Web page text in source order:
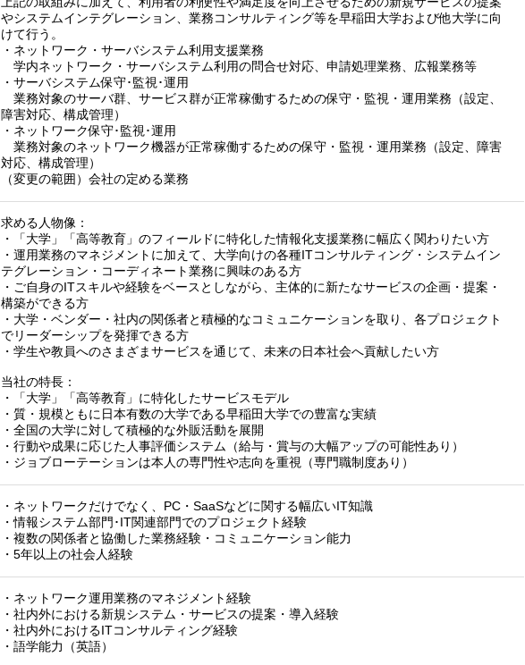
やシステムインテグレーション、業務コンサルティング等を早稲田大学および他大学に向
けて行う。
・ネットワーク・サーバシステム利用支援業務
学内ネットワーク・サーバシステム利用の問合せ対応、申請処理業務、広報業務等
・サーバシステム保守･監視･運用
業務対象のサーバ群、サービス群が正常稼働するための保守・監視・運用業務（設定、
障害対応、構成管理）
・ネットワーク保守･監視･運用
業務対象のネットワーク機器が正常稼働するための保守・監視・運用業務（設定、障害
対応、構成管理）
（変更の範囲）会社の定める業務
求める人物像：
・「大学」「高等教育」のフィールドに特化した情報化支援業務に幅広く関わりたい方
・運用業務のマネジメントに加えて、大学向けの各種ITコンサルティング・システムイン
テグレーション・コーディネート業務に興味のある方
・ご自身のITスキルや経験をベースとしながら、主体的に新たなサービスの企画・提案・
構築ができる方
・大学・ベンダー・社内の関係者と積極的なコミュニケーションを取り、各プロジェクト
でリーダーシップを発揮できる方
・学生や教員へのさまざまサービスを通じて、未来の日本社会へ貢献したい方
当社の特長：
・「大学」「高等教育」に特化したサービスモデル
・質・規模ともに日本有数の大学である早稲田大学での豊富な実績
・全国の大学に対して積極的な外販活動を展開
・行動や成果に応じた人事評価システム（給与・賞与の大幅アップの可能性あり）
・ジョブローテーションは本人の専門性や志向を重視（専門職制度あり）
・ネットワークだけでなく、PC・SaaSなどに関する幅広いIT知識
・情報システム部門･IT関連部門でのプロジェクト経験
・複数の関係者と協働した業務経験・コミュニケーション能力
・5年以上の社会人経験
・ネットワーク運用業務のマネジメント経験
・社内外における新規システム・サービスの提案・導入経験
・社内外におけるITコンサルティング経験
・語学能力（英語）